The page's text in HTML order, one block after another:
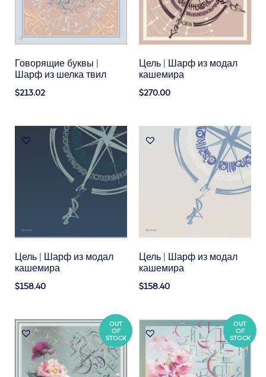
Говорящие буквы |
Шарф из шелка твил
$213.02
Цель | Шарф из модал
кашемира
$270.00
Цель | Шарф из модал
кашемира
$158.40
Цель | Шарф из модал
кашемира
$158.40
OUT
OF
STOCK
OUT
OF
STOCK